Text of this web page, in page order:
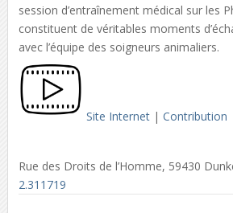
session d’entraînement médical sur les
constituent de véritables moments
avec l’équipe des soigneurs animaliers.
Site Internet| Contribution
Rue des Droits de l’Homme, 59430
2.311719